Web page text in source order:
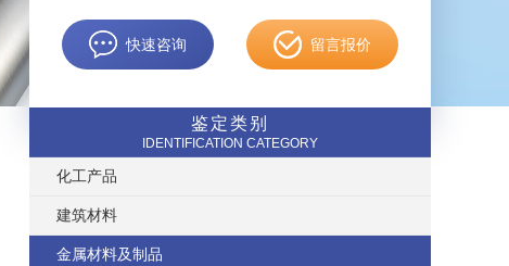
快速咨询 留言报价
鉴定类别
IDENTIFICATION CATEGORY
化工产品
建筑材料
金属材料及制品